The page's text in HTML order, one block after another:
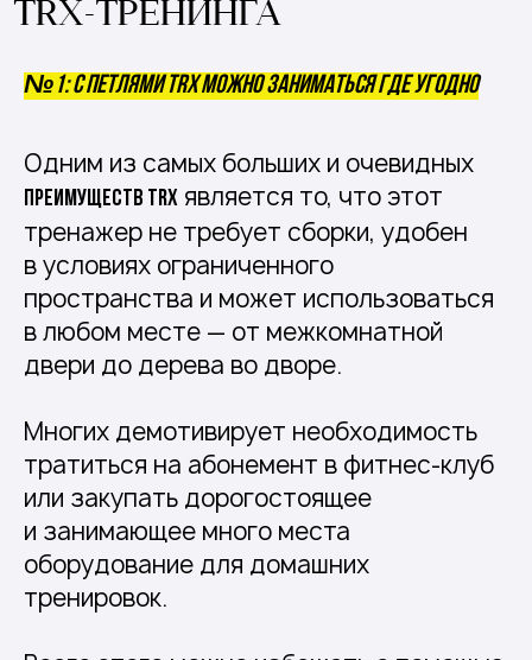
TRX-ТРЕНИНГА
№1: С петлями TRX можно заниматься где угодно
Одним из самых больших и очевидных
преимуществ TRX является то, что этот
тренажер не требует сборки, удобен
в условиях ограниченного
пространства и может использоваться
в любом месте — от межкомнатной
двери до дерева во дворе.
Многих демотивирует необходимость
тратиться на абонемент в фитнес-клуб
или закупать дорогостоящее
и занимающее много места
оборудование для домашних
тренировок.